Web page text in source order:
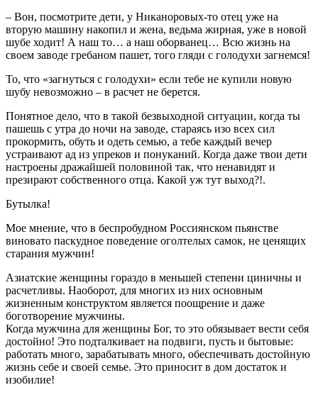
– Вон, посмотрите дети, у Никаноровых-то отец уже на
вторую машину накопил и жена, ведьма жирная, уже в новой
шубе ходит! А наш то… а наш оборванец… Всю жизнь на
своем заводе гребаном пашет, того гляди с голодухи загнемся!
То, что «загнуться с голодухи» если тебе не купили новую
шубу невозможно – в расчет не берется.
Понятное дело, что в такой безвыходной ситуации, когда ты
пашешь с утра до ночи на заводе, стараясь изо всех сил
прокормить, обуть и одеть семью, а тебе каждый вечер
устраивают ад из упреков и понуканий. Когда даже твои дети
настроены дражайшей половиной так, что ненавидят и
презирают собственного отца. Какой уж тут выход?!.
Бутылка!
Мое мнение, что в беспробудном Россиянском пьянстве
виновато паскудное поведение оголтелых самок, не ценящих
старания мужчин!
Азиатские женщины гораздо в меньшей степени циничны и
расчетливы. Наоборот, для многих из них основным
жизненным конструктом является поощрение и даже
боготворение мужчины.
Когда мужчина для женщины Бог, то это обязывает вести себя
достойно! Это подталкивает на подвиги, пусть и бытовые:
работать много, зарабатывать много, обеспечивать достойную
жизнь себе и своей семье. Это приносит в дом достаток и
изобилие!